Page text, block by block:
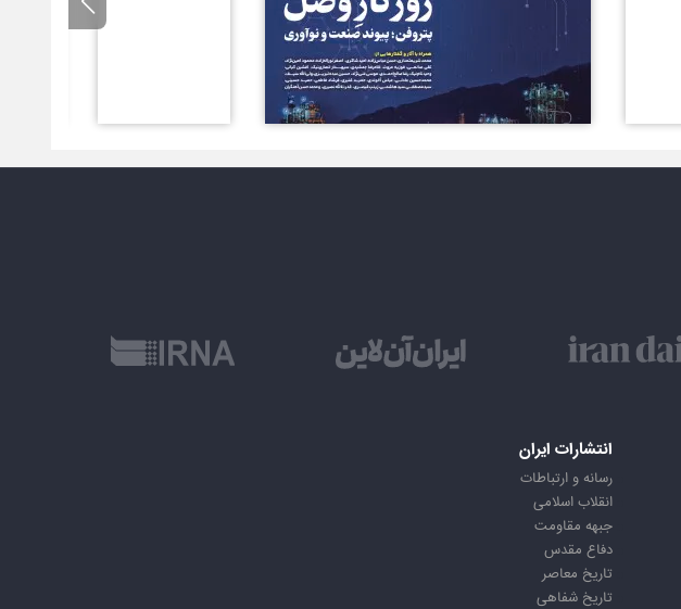
انتشارات ایران
رسانه و ارتباطات
انقلاب اسلامی
جبهه مقاومت
دفاع مقدس
تاریخ معاصر
تاریخ شفاهی